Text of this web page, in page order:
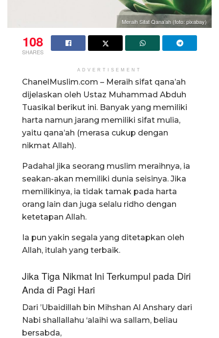
Meraih Sifat Qana’ah (foto: pixabay)
108
SHARES
ADVERTISEMENT
ChanelMuslim.com – Meraih sifat qana’ah
dijelaskan oleh Ustaz Muhammad Abduh
Tuasikal berikut ini. Banyak yang memiliki
harta namun jarang memiliki sifat mulia,
yaitu qana’ah (merasa cukup dengan
nikmat Allah).
Padahal jika seorang muslim meraihnya, ia
seakan-akan memiliki dunia seisinya. Jika
memilikinya, ia tidak tamak pada harta
orang lain dan juga selalu ridho dengan
ketetapan Allah.
Ia pun yakin segala yang ditetapkan oleh
Allah, itulah yang terbaik.
Jika Tiga Nikmat Ini Terkumpul pada Diri
Anda di Pagi Hari
Dari ’Ubaidillah bin Mihshan Al Anshary dari
Nabi shallallahu ‘alaihi wa sallam, beliau
bersabda,